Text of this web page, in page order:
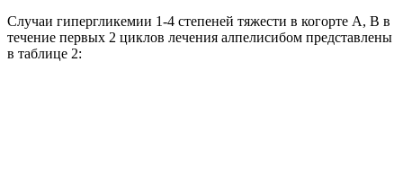
Случаи гипергликемии 1-4 степеней тяжести в когорте А, В в
течение первых 2 циклов лечения алпелисибом представлены
в таблице 2: